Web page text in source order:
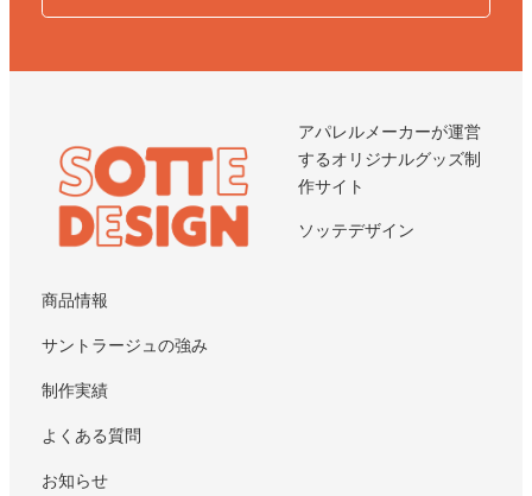
アパレルメーカーが運営
するオリジナルグッズ制
作サイト
ソッテデザイン
商品情報
サントラージュの強み
制作実績
よくある質問
お知らせ